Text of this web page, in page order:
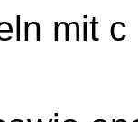
mit